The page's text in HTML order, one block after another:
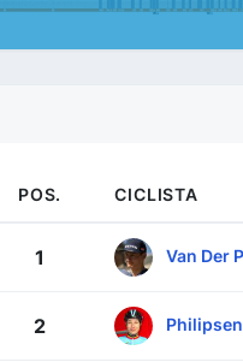
POS. CICLISTA
1 Van Der
2